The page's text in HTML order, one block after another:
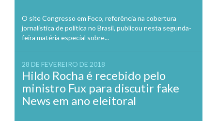
O site Congresso em Foco, referência na cobertura
jornalística de política no Brasil, publicou nesta segunda-
feira matéria especial sobre...
28 DE FEVEREIRO DE 2018
Hildo Rocha é recebido pelo
ministro Fux para discutir fake
News em ano eleitoral